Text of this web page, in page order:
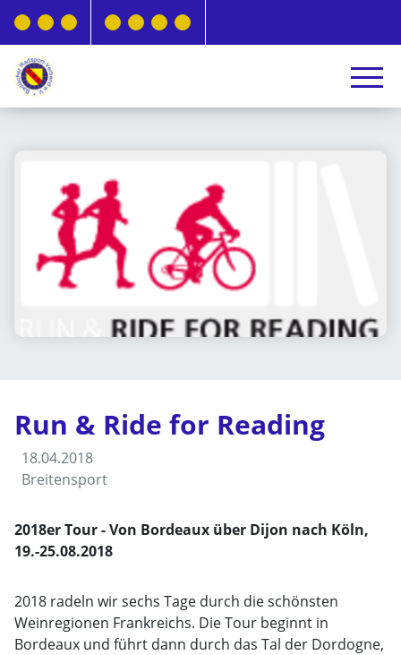
Run & Ride for Reading
18.04.2018
Breitensport
2018er Tour - Von Bordeaux über Dijon nach Köln,
19.-25.08.2018
2018 radeln wir sechs Tage durch die schönsten
Weinregionen Frankreichs. Die Tour beginnt in
Bordeaux und führt dann durch das Tal der Dordogne,